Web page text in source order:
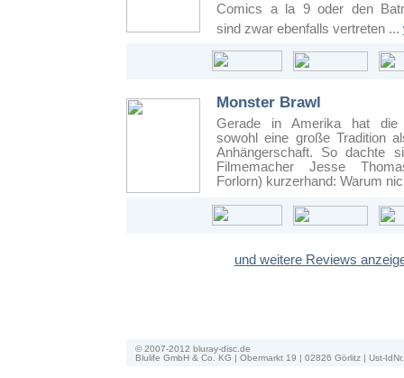
Comics a la 9 oder den
sind zwar ebenfalls vertreten ...
Monster Brawl
Gerade in Amerika hat die
sowohl eine große Tradition
Anhängerschaft. So dachte
Filmemacher Jesse
Forlorn) kurzerhand: Warum
und weitere Reviews
© 2007-2012 bluray-disc.de
Blulife GmbH & Co. KG | Obermarkt 19 | 02826 Görlitz | Ust-